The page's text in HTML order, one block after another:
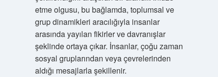
etme olgusu, bu bağlamda, toplumsal ve
grup dinamikleri aracılığıyla insanlar
arasında yayılan fikirler ve davranışlar
şeklinde ortaya çıkar. İnsanlar, çoğu zaman
sosyal gruplarından veya çevrelerinden
aldığı mesajlarla şekillenir.